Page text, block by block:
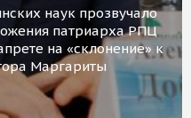
наук прозвучало
патриарха РПЦ
на «склонение» к
Маргариты